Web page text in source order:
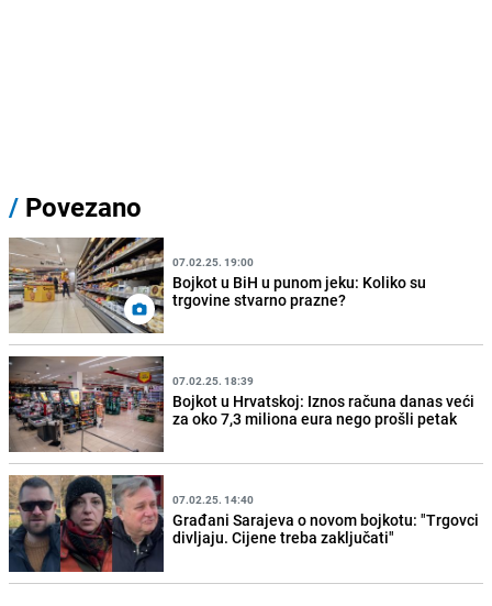
/ Povezano
07.02.25. 19:00
Bojkot u BiH u punom jeku: Koliko su
trgovine stvarno prazne?
07.02.25. 18:39
Bojkot u Hrvatskoj: Iznos računa danas veći
za oko 7,3 miliona eura nego prošli petak
07.02.25. 14:40
Građani Sarajeva o novom bojkotu: "Trgovci
divljaju. Cijene treba zaključati"